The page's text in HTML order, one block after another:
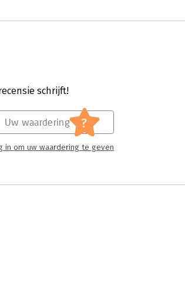
schrijft!
Uw waardering ?
in om uw waardering te geven